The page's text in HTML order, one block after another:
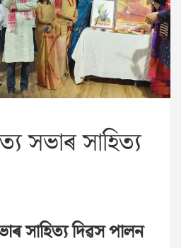
সভাৰ সাহিত্য
সাহিত্য দিৱস পালন